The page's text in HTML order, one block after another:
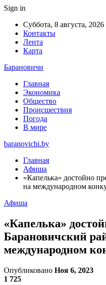
Sign in
Суббота, 8 августа, 2026
Контакты
Лента
Карта
Барановичи
Главная
Экономика
Общество
Происшествия
Погода
В мире
baranovichi.by
Главная
Афиша
«Капелька» достойно
на международном
Афиша
«Капелька»
Барановичский
международном
Опубликовано Ноя 6, 2023
1 725